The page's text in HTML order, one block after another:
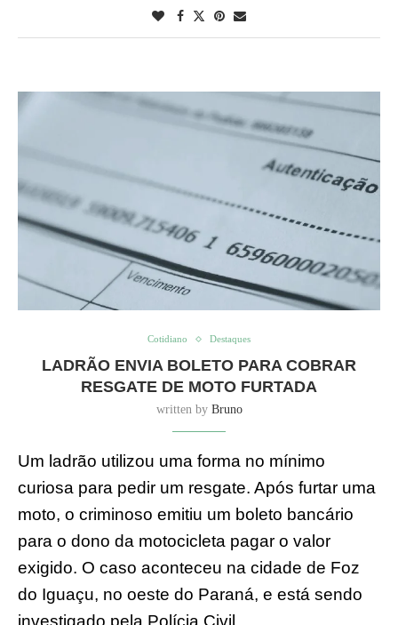
Cotidiano Destaques
LADRÃO ENVIA BOLETO PARA COBRAR
RESGATE DE MOTO FURTADA
written by Bruno
Um ladrão utilizou uma forma no mínimo
curiosa para pedir um resgate. Após furtar uma
moto, o criminoso emitiu um boleto bancário
para o dono da motocicleta pagar o valor
exigido. O caso aconteceu na cidade de Foz
do Iguaçu, no oeste do Paraná, e está sendo